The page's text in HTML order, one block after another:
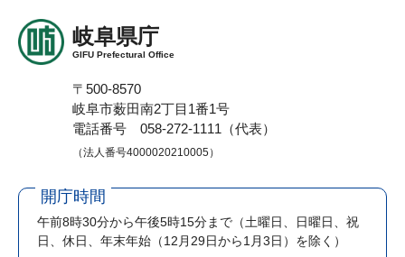
岐阜県庁
GIFU Prefectural Office
〒500-8570
岐阜市薮田南2丁目1番1号
電話番号 058-272-1111（代表）
（法人番号4000020210005）
開庁時間
午前8時30分から午後5時15分まで （土曜日、日曜日、祝
日、休日、年末年始（12月29日から1月3日）を除く）